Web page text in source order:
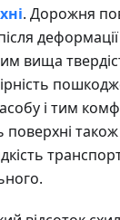
. Дорожня
вища
і тим
поверхні